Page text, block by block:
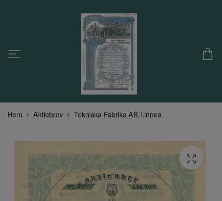
Hem Aktiebrev Tekniska Fabriks AB Linnea